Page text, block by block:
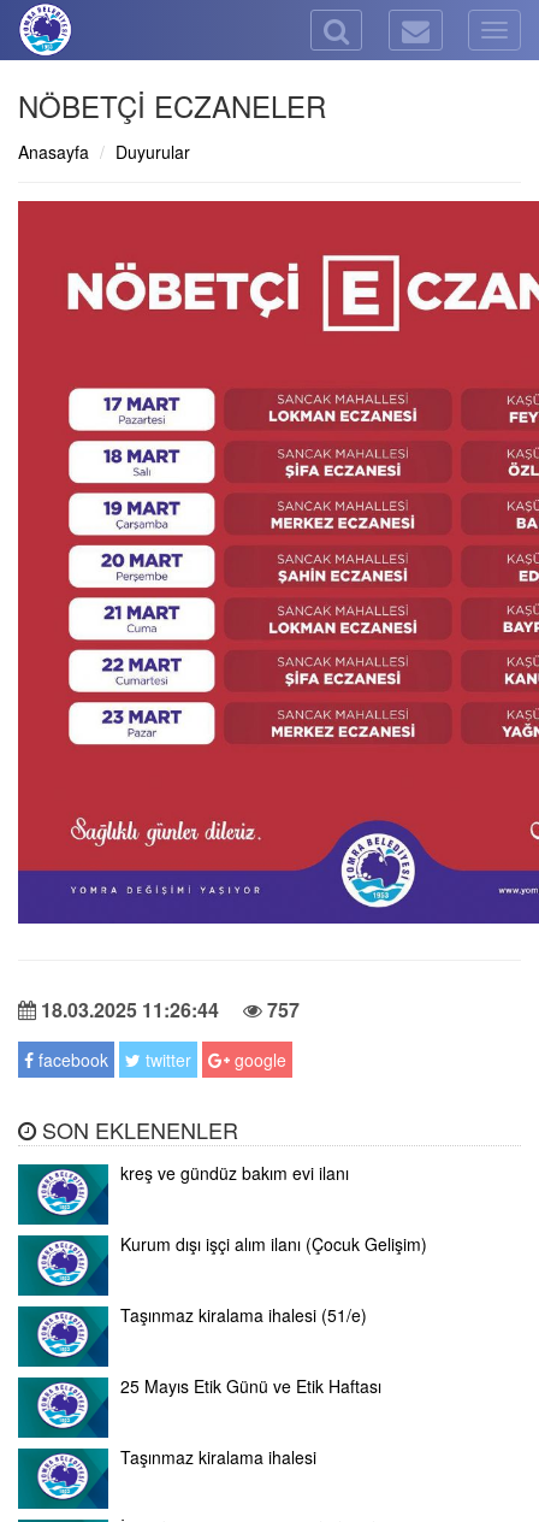
NÖBETÇİ ECZANELER
Anasayfa Duyurular
18.03.2025 11:26:44 757
facebook twitter google
SON EKLENENLER
kreş ve gündüz bakım evi ilanı
Kurum dışı işçi alım ilanı (Çocuk Gelişim)
Taşınmaz kiralama ihalesi (51/e)
25 Mayıs Etik Günü ve Etik Haftası
Taşınmaz kiralama ihalesi